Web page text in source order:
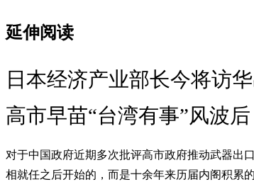
延伸阅读
日本经济产业部长今将访
高市早苗“台湾有事”风波
对于中国政府近期多次批评高市政府推动武器出
相就任之后开始的，而是十余年来历届内阁积累的